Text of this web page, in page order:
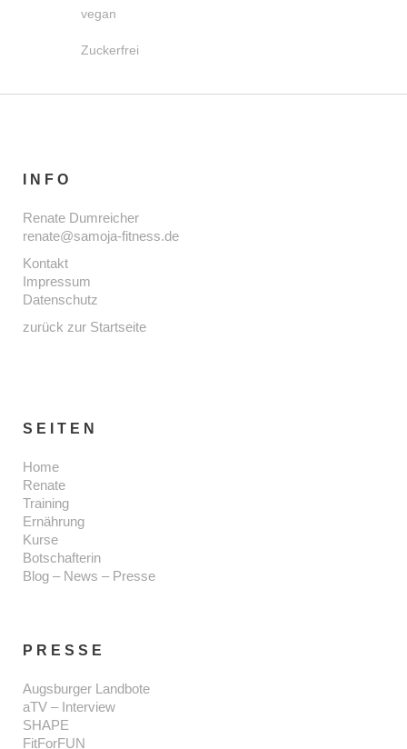
vegan
Zuckerfrei
INFO
Renate Dumreicher
renate@samoja-fitness.de
Kontakt
Impressum
Datenschutz
zurück zur Startseite
SEITEN
Home
Renate
Training
Ernährung
Kurse
Botschafterin
Blog – News – Presse
PRESSE
Augsburger Landbote
aTV – Interview
SHAPE
FitForFUN